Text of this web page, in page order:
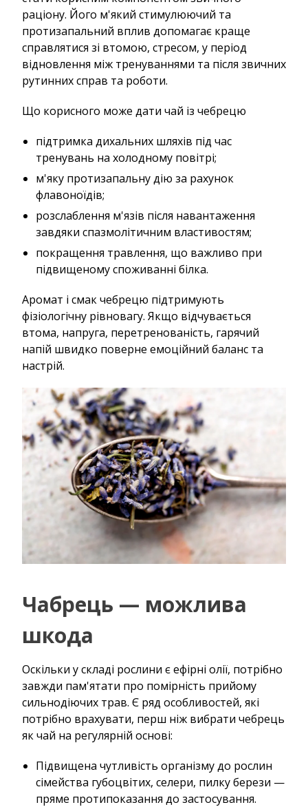
раціону. Його м'який стимулюючий та
протизапальний вплив допомагає краще
справлятися зі втомою, стресом, у період
відновлення між тренуваннями та після звичних
рутинних справ та роботи.
Що корисного може дати чай із чебрецю
підтримка дихальних шляхів під час
тренувань на холодному повітрі;
м'яку протизапальну дію за рахунок
флавоноїдів;
розслаблення м'язів після навантаження
завдяки спазмолітичним властивостям;
покращення травлення, що важливо при
підвищеному споживанні білка.
Аромат і смак чебрецю підтримують
фізіологічну рівновагу. Якщо відчувається
втома, напруга, перетренованість, гарячий
напій швидко поверне емоційний баланс та
настрій.
Чабрець — можлива
шкода
Оскільки у складі рослини є ефірні олії, потрібно
завжди пам'ятати про помірність прийому
сильнодіючих трав. Є ряд особливостей, які
потрібно врахувати, перш ніж вибрати чебрець
як чай на регулярній основі:
Підвищена чутливість організму до рослин
сімейства губоцвітих, селери, пилку берези —
пряме протипоказання до застосування.